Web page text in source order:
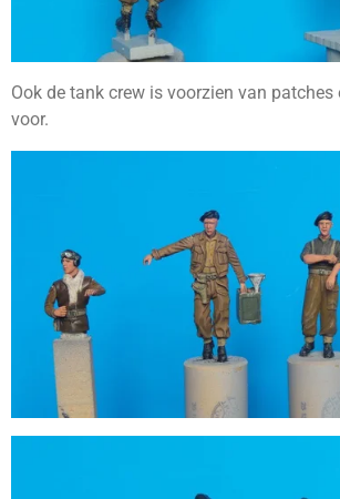
Ook de tank crew is voorzien van patches
voor.